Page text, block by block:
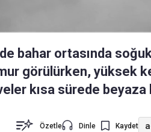
bahar ortasında
görülürken, yüksek
kısa sürede beyaza
Özetle Dinle Kaydet